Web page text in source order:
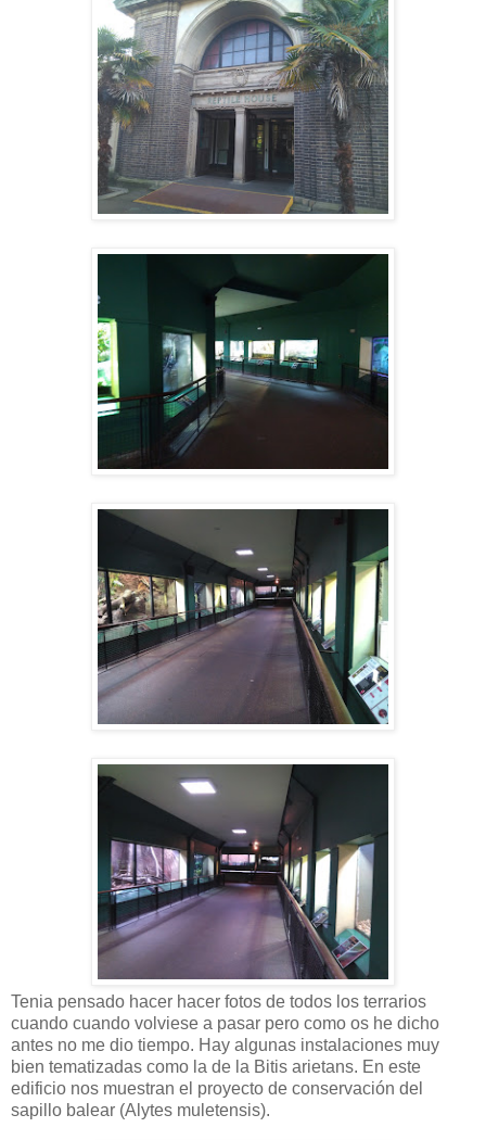
Tenia pensado hacer hacer fotos de todos los terrarios
cuando cuando volviese a pasar pero como os he dicho
antes no me dio tiempo. Hay algunas instalaciones muy
bien tematizadas como la de la Bitis arietans. En este
edificio nos muestran el proyecto de conservación del
sapillo balear (Alytes muletensis).